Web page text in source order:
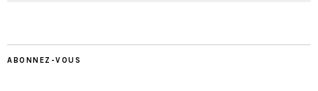
ABONNEZ-VOUS